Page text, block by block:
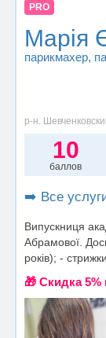
PRO
Марія
парикмахер,
р-н.
10
баллов
➡️ Все
Випускниця
Абрамової.
років); - стрижки
🎁 Cкидка